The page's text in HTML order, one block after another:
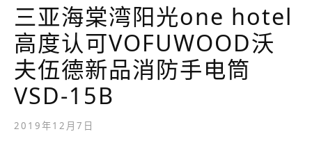
三亚海棠湾阳光one hotel
高度认可VOFUWOOD沃
夫伍德新品消防手电筒
VSD-15B
2019年12月7日